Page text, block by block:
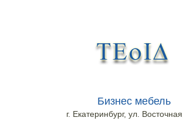
Бизнес мебель
г. Екатеринбург, ул.